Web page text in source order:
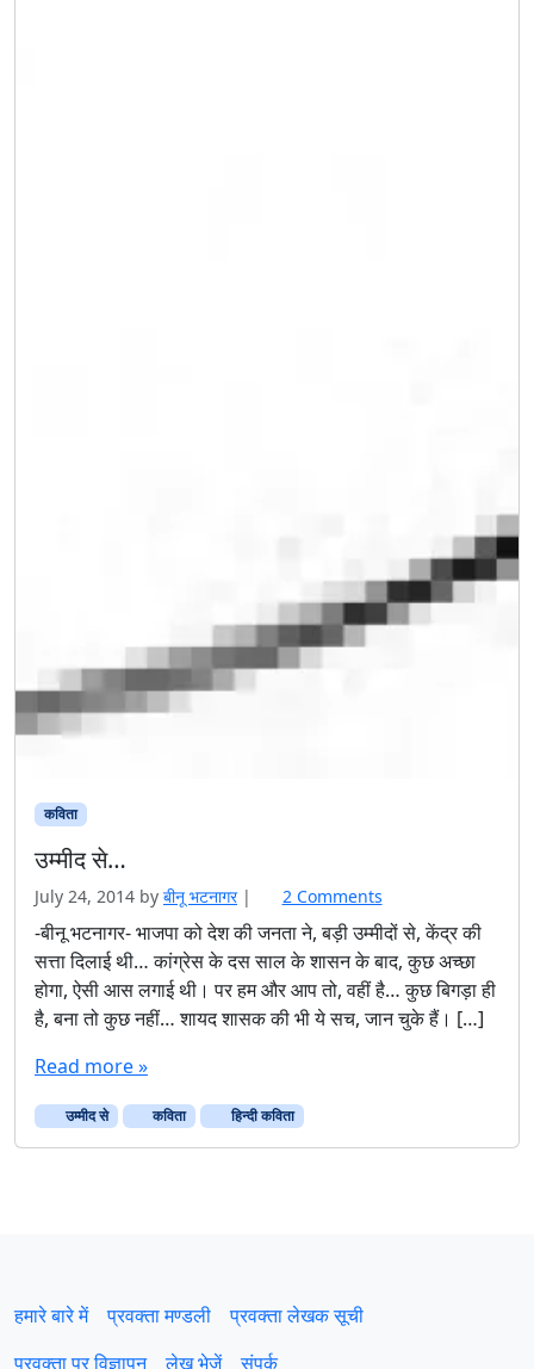
कविता
उम्मीद से…
July 24, 2014 by बीनू भटनागर | 2 Commentso
n
उ
म्मी
द
से
-बीनू भटनागर- भाजपा को देश की जनता ने, बड़ी उम्मीदों से, केंद्र की
सत्ता दिलाई थी… कांग्रेस के दस साल के शासन के बाद, कुछ अच्छा
होगा, ऐसी आस लगाई थी। पर हम और आप तो, वहीं है… कुछ बिगड़ा ही
है, बना तो कुछ नहीं… शायद शासक की भी ये सच, जान चुके हैं। […]
Read more »
उम्मीद से कविता हिन्दी कविता
हमारे बारे में प्रवक्‍ता मण्डली
प्रवक्ता लेखक सूची
प्रवक्ता पर विज्ञापन
लेख भेजें संपर्क